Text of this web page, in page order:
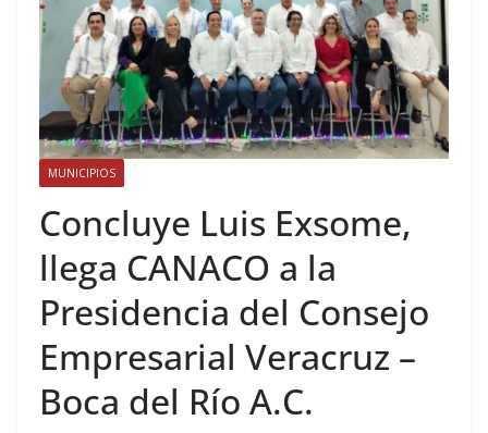
MUNICIPIOS
Concluye Luis Exsome,
llega CANACO a la
Presidencia del Consejo
Empresarial Veracruz –
Boca del Río A.C.